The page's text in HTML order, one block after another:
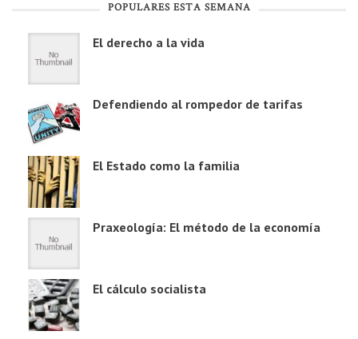
POPULARES ESTA SEMANA
El derecho a la vida
Defendiendo al rompedor de tarifas
El Estado como la familia
Praxeología: El método de la economía
El cálculo socialista